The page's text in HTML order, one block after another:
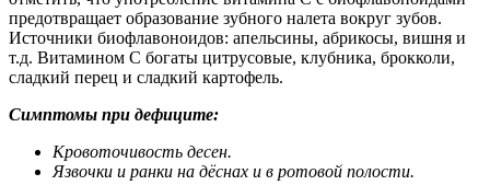
предотвращает образование зубного налета вокруг зубов.
Источники биофлавоноидов: апельсины, абрикосы, вишня и
т.д. Витамином С богаты цитрусовые, клубника, брокколи,
сладкий перец и сладкий картофель.
Симптомы при дефиците:
Кровоточивость десен.
Язвочки и ранки на дёснах и в ротовой полости.